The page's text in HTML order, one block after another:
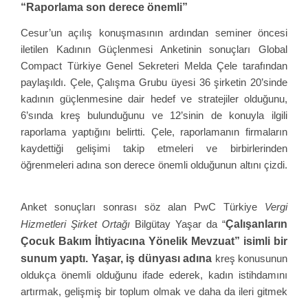
“Raporlama son derece önemli”
Cesur’un açılış konuşmasının ardından seminer öncesi
iletilen Kadının Güçlenmesi Anketinin sonuçları Global
Compact Türkiye Genel Sekreteri Melda Çele tarafından
paylaşıldı. Çele, Çalışma Grubu üyesi 36 şirketin 20’sinde
kadının güçlenmesine dair hedef ve stratejiler olduğunu,
6’sında kreş bulunduğunu ve 12’sinin de konuyla ilgili
raporlama yaptığını belirtti. Çele, raporlamanın firmaların
kaydettiği gelişimi takip etmeleri ve birbirlerinden
öğrenmeleri adına son derece önemli olduğunun altını çizdi.
Anket sonuçları sonrası söz alan PwC Türkiye Vergi
Hizmetleri Şirket Ortağı Bilgütay Yaşar da “Çalışanların
Çocuk Bakım İhtiyacına Yönelik Mevzuat” isimli bir
sunum yaptı. Yaşar, iş dünyası adına kreş konusunun
oldukça önemli olduğunu ifade ederek, kadın istihdamını
artırmak, gelişmiş bir toplum olmak ve daha da ileri gitmek